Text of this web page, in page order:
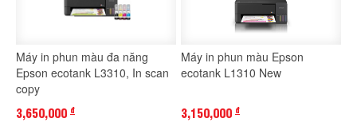
Máy in phun màu đa năng
Epson ecotank L3310, In scan
copy
3,650,000 đ
Máy in phun màu Epson
ecotank L1310 New
3,150,000 đ